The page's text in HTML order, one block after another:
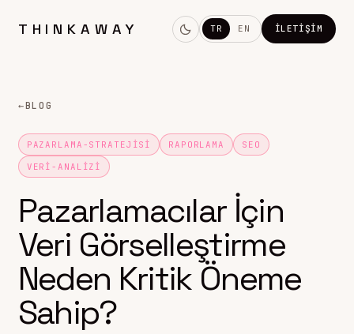
THINKAWAY TR EN İLETIŞIM
←BLOG
PAZARLAMA-STRATEJISI RAPORLAMA
SEO
VERI-ANALIZI
Pazarlamacılar İçin
Veri Görselleştirme
Neden Kritik Öneme
Sahip?